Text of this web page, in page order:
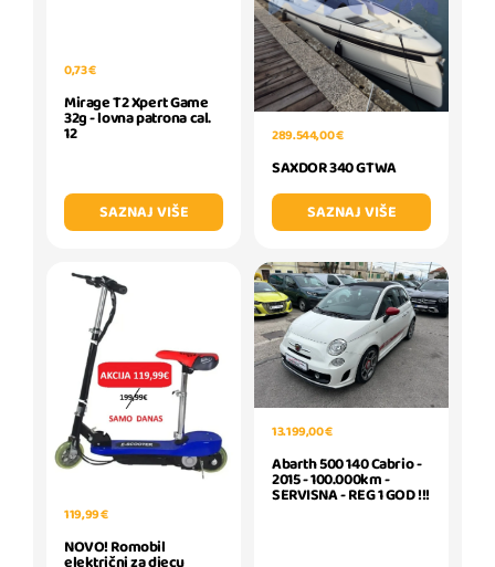
0,73 €
Mirage T2 Xpert Game
32g - lovna patrona cal.
12
SAZNAJ VIŠE
289.544,00 €
SAXDOR 340 GTWA
SAZNAJ VIŠE
119,99 €
NOVO! Romobil
električni za djecu
13.199,00 €
Abarth 500 140 Cabrio -
2015 - 100.000km -
SERVISNA - REG 1 GOD !!!